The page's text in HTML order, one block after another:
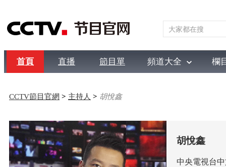
首頁 直播 節目單 頻道大全 欄
綜合 新聞 財經 綜藝 中文國際
CCTV節目官網 > 主持人 > 胡悅鑫
胡悅鑫
中央電視台